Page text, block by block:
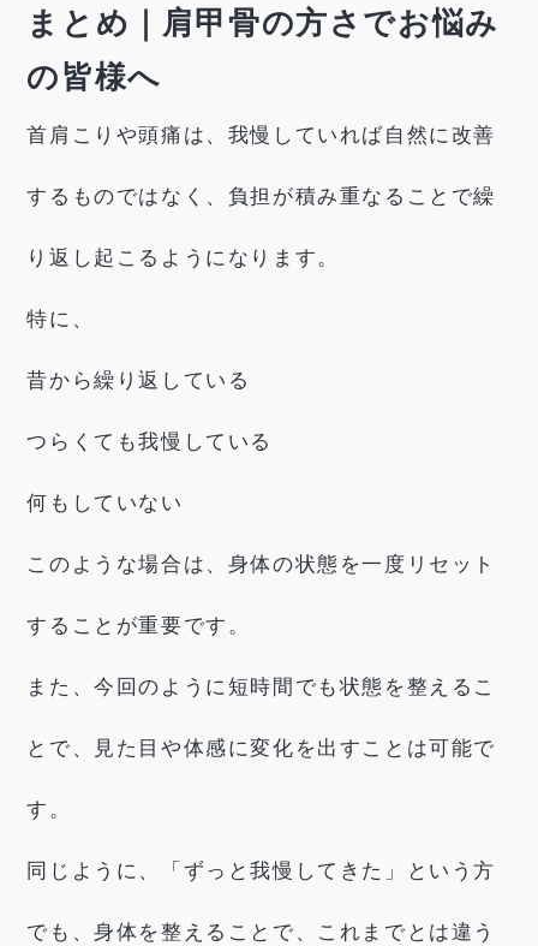
まとめ｜肩甲骨の方さでお悩み
の皆様へ
首肩こりや頭痛は、我慢していれば自然に改善
するものではなく、負担が積み重なることで繰
り返し起こるようになります。
特に、
昔から繰り返している
つらくても我慢している
何もしていない
このような場合は、身体の状態を一度リセット
することが重要です。
また、今回のように短時間でも状態を整えるこ
とで、見た目や体感に変化を出すことは可能で
す。
同じように、「ずっと我慢してきた」という方
でも、身体を整えることで、これまでとは違う